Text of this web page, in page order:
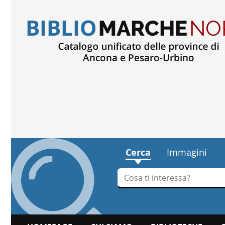
Cerca Immagini
Cerca su "Cerca"